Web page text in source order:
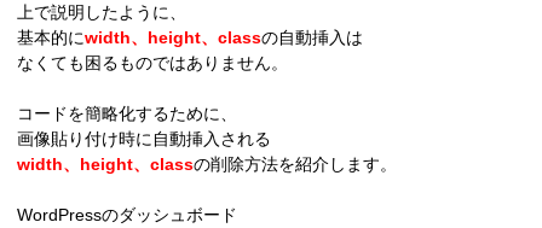
上で説明したように、
基本的にwidth、height、classの自動挿入は
なくても困るものではありません。
コードを簡略化するために、
画像貼り付け時に自動挿入される
width、height、classの削除方法を紹介します。
WordPressのダッシュボード